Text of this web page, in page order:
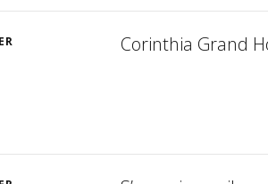
Corinthia Grand